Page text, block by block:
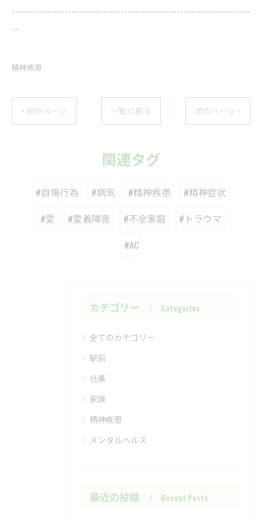
--------------------------------------------------------------------
--
精神疾患
< 前のページ 一覧に戻る 次のページ >
関連タグ
#自傷行為 #病気 #精神疾患
#精神症状
#愛
#愛着障害 #不全家庭
#トラウマ
#AC
カテゴリー Categories
全てのカテゴリー
駅前
仕事
家族
精神疾患
メンタルヘルス
最近の投稿 Recent Posts